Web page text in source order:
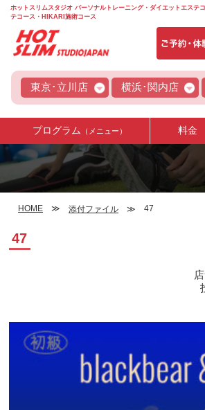
ホットスリムスタジオ パーソナルトレーニング・ダイエットエステ
テコース・HIKARI施術コース
東京･立川店 横浜･関内店
プログラム （メニュー） 料金
HOME 添付ファイル 47
47